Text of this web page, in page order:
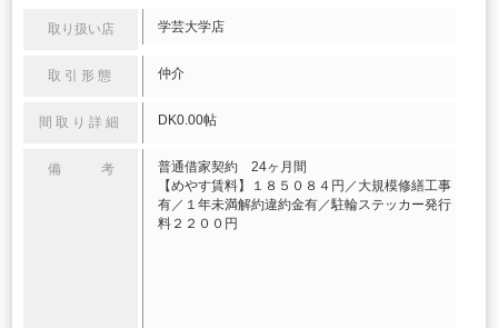
取り扱い店 学芸大学店
取引形態 仲介
間取り詳細 DK0.00帖
備 考
普通借家契約 24ヶ月間
【めやす賃料】１８５０８４円／大規模修繕工事
有／１年未満解約違約金有／駐輪ステッカー発行
料２２００円